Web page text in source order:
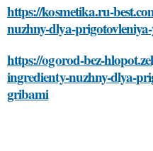
https://kosmetika.ru-
nuzhny-dlya-
https://ogorod-bez-
ingredienty-nuzhny-dlya-
gribami